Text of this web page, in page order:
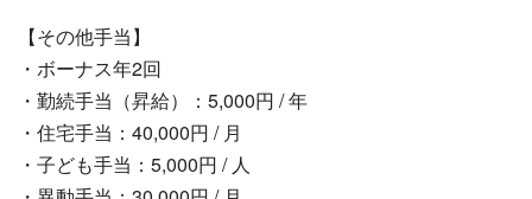
【その他手当】
・ボーナス年2回
・勤続手当（昇給）：5,000円 / 年
・住宅手当：40,000円 / 月
・子ども手当：5,000円 / 人